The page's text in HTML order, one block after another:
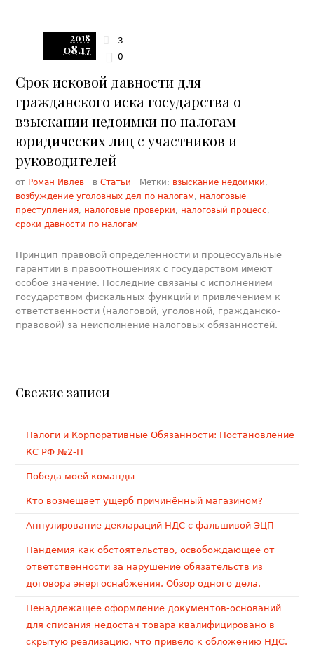
2018
08.17 0
3
Срок исковой давности для
гражданского иска государства о
взыскании недоимки по налогам
юридических лиц с участников и
руководителей
от Роман Ивлев вСтатьи Метки: взыскание недоимки,
возбуждение уголовных дел по налогам, налоговые
преступления, налоговые проверки, налоговый процесс,
сроки давности по налогам
Принцип правовой определенности и процессуальные
гарантии в правоотношениях с государством имеют
особое значение. Последние связаны с исполнением
государством фискальных функций и привлечением к
ответственности (налоговой, уголовной, гражданско-
правовой) за неисполнение налоговых обязанностей.
Свежие записи
Налоги и Корпоративные Обязанности: Постановление
КС РФ №2-П
Победа моей команды
Кто возмещает ущерб причинённый магазином?
Аннулирование деклараций НДС с фальшивой ЭЦП
Пандемия как обстоятельство, освобождающее от
ответственности за нарушение обязательств из
договора энергоснабжения. Обзор одного дела.
Ненадлежащее оформление документов-оснований
для списания недостач товара квалифицировано в
скрытую реализацию, что привело к обложению НДС.